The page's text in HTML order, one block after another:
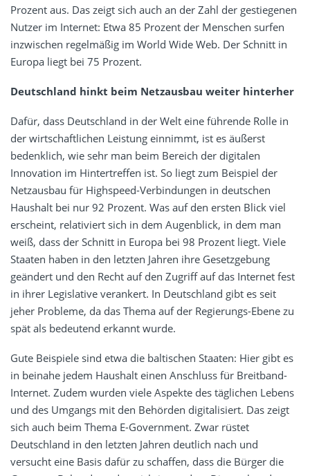
Prozent aus. Das zeigt sich auch an der Zahl der gestiegenen
Nutzer im Internet: Etwa 85 Prozent der Menschen surfen
inzwischen regelmäßig im World Wide Web. Der Schnitt in
Europa liegt bei 75 Prozent.
Deutschland hinkt beim Netzausbau weiter hinterher
Dafür, dass Deutschland in der Welt eine führende Rolle in
der wirtschaftlichen Leistung einnimmt, ist es äußerst
bedenklich, wie sehr man beim Bereich der digitalen
Innovation im Hintertreffen ist. So liegt zum Beispiel der
Netzausbau für Highspeed-Verbindungen in deutschen
Haushalt bei nur 92 Prozent. Was auf den ersten Blick viel
erscheint, relativiert sich in dem Augenblick, in dem man
weiß, dass der Schnitt in Europa bei 98 Prozent liegt. Viele
Staaten haben in den letzten Jahren ihre Gesetzgebung
geändert und den Recht auf den Zugriff auf das Internet fest
in ihrer Legislative verankert. In Deutschland gibt es seit
jeher Probleme, da das Thema auf der Regierungs-Ebene zu
spät als bedeutend erkannt wurde.
Gute Beispiele sind etwa die baltischen Staaten: Hier gibt es
in beinahe jedem Haushalt einen Anschluss für Breitband-
Internet. Zudem wurden viele Aspekte des täglichen Lebens
und des Umgangs mit den Behörden digitalisiert. Das zeigt
sich auch beim Thema E-Government. Zwar rüstet
Deutschland in den letzten Jahren deutlich nach und
versucht eine Basis dafür zu schaffen, dass die Bürger die